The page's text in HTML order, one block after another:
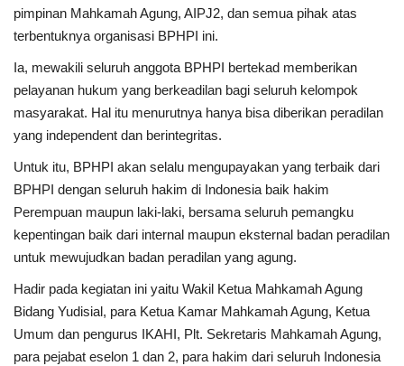
pimpinan Mahkamah Agung, AIPJ2, dan semua pihak atas
terbentuknya organisasi BPHPI ini.
Ia, mewakili seluruh anggota BPHPI bertekad memberikan
pelayanan hukum yang berkeadilan bagi seluruh kelompok
masyarakat. Hal itu menurutnya hanya bisa diberikan peradilan
yang independent dan berintegritas.
Untuk itu, BPHPI akan selalu mengupayakan yang terbaik dari
BPHPI dengan seluruh hakim di Indonesia baik hakim
Perempuan maupun laki-laki, bersama seluruh pemangku
kepentingan baik dari internal maupun eksternal badan peradilan
untuk mewujudkan badan peradilan yang agung.
Hadir pada kegiatan ini yaitu Wakil Ketua Mahkamah Agung
Bidang Yudisial, para Ketua Kamar Mahkamah Agung, Ketua
Umum dan pengurus IKAHI, Plt. Sekretaris Mahkamah Agung,
para pejabat eselon 1 dan 2, para hakim dari seluruh Indonesia